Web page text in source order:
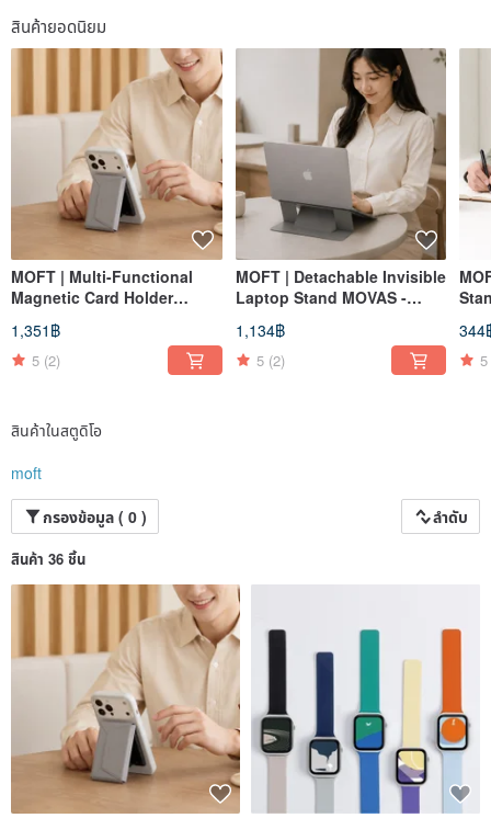
สินค้ายอดนิยม
MOFT | Multi-Functional
Magnetic Card Holder
MOVAS
1,351฿
5 (2)
MOFT | Detachable Invisible
Laptop Stand MOVAS -
Available in Two Sizes
1,134฿
5 (2)
344
5
สินค้าในสตูดิโอ
moft
กรองข้อมูล ( 0 )
ลำดับ
สินค้า 36 ชิ้น